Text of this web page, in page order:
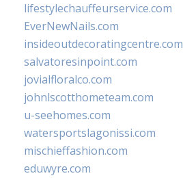
lifestylechauffeurservice.com
EverNewNails.com
insideoutdecoratingcentre.com
salvatoresinpoint.com
jovialfloralco.com
johnlscotthometeam.com
u-seehomes.com
watersportslagonissi.com
mischieffashion.com
eduwyre.com